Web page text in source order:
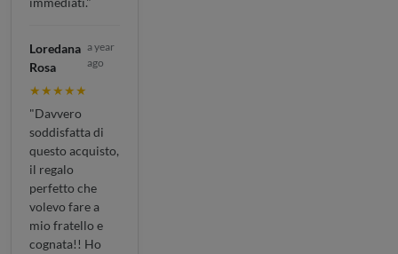
Loredana
Rosa
a year
ago
★★★★★
"Davvero
soddisfatta di
questo acquisto,
il regalo
perfetto che
volevo fare a
mio fratello e
cognata!! Ho